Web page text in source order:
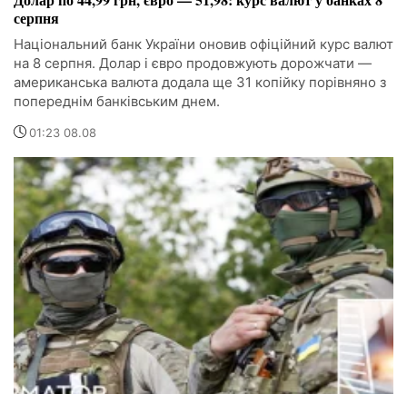
серпня
Національний банк України оновив офіційний курс валют
на 8 серпня. Долар і євро продовжують дорожчати —
американська валюта додала ще 31 копійку порівняно з
попереднім банківським днем.
01:23 08.08